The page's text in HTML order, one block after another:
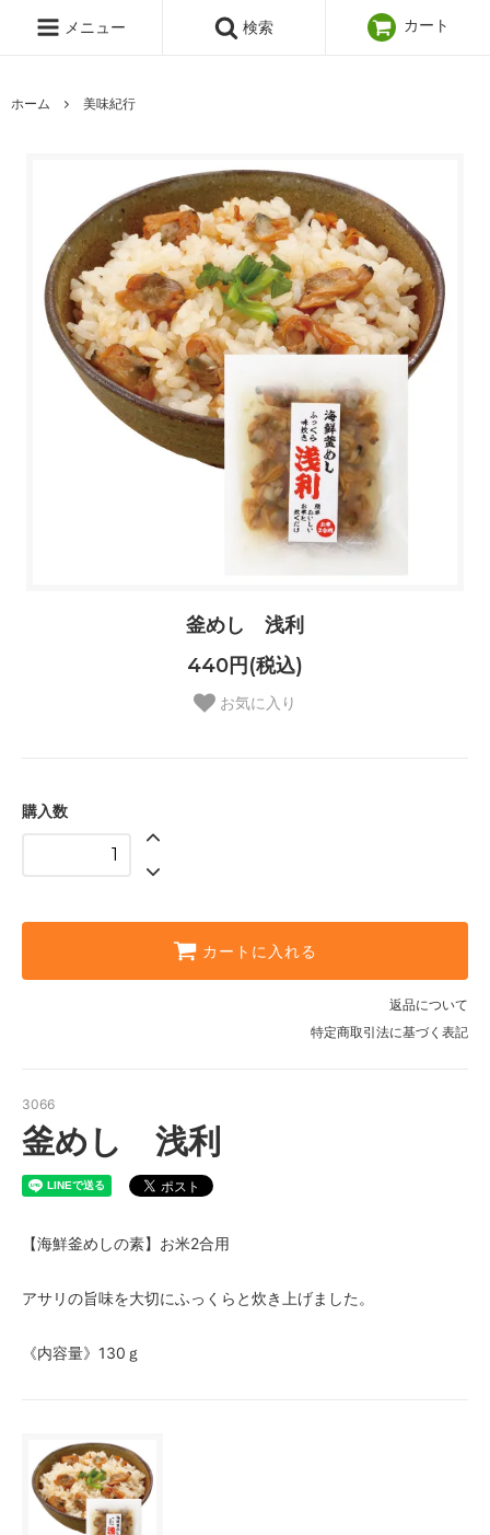
メニュー 検索 カート
ホーム 美味紀行
釜めし 浅利
440円(税込)
お気に入り
購入数
カートに入れる
返品について
特定商取引法に基づく表記
3066
釜めし 浅利
【海鮮釜めしの素】お米2合用
アサリの旨味を大切にふっくらと炊き上げました。
《内容量》130ｇ